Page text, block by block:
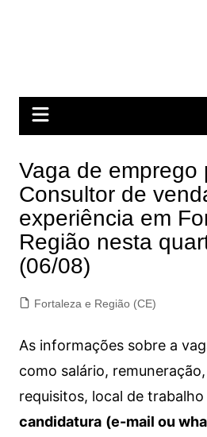
Vaga de emprego
Consultor de
experiência em
Região nesta
(06/08)
Fortaleza e Região (CE)
As informações sobre a
como salário,
requisitos, local de trabalho
candidatura (e-mail ou